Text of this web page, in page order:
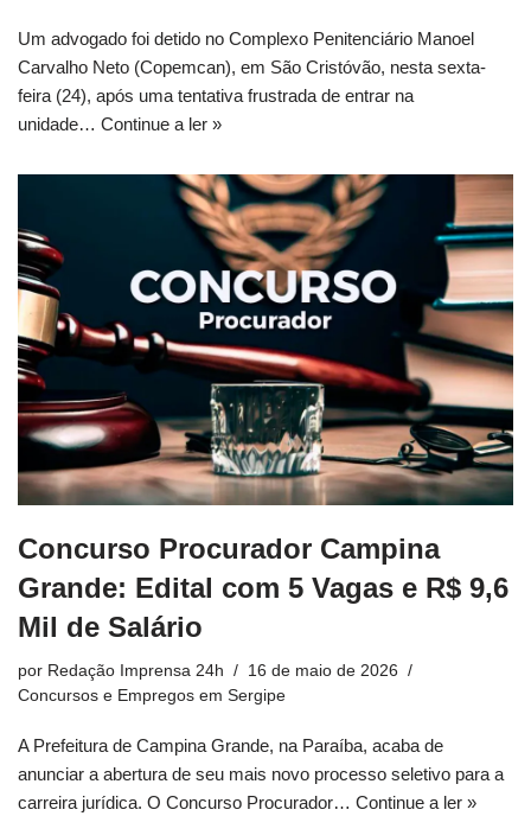
Um advogado foi detido no Complexo Penitenciário Manoel
Carvalho Neto (Copemcan), em São Cristóvão, nesta sexta-
feira (24), após uma tentativa frustrada de entrar na
unidade… Continue a ler »
Concurso Procurador Campina
Grande: Edital com 5 Vagas e R$ 9,6
Mil de Salário
por Redação Imprensa 24h
16 de maio de 2026
Concursos e Empregos em Sergipe
A Prefeitura de Campina Grande, na Paraíba, acaba de
anunciar a abertura de seu mais novo processo seletivo para a
carreira jurídica. O Concurso Procurador… Continue a ler »